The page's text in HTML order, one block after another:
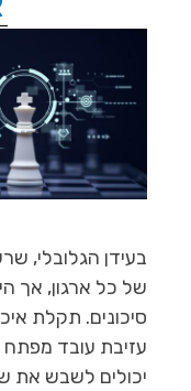
בעידן הגלובלי,
של כל ארגון, אך
סיכונים. תקלת
עזיבת עובד מפתח
יכולים לשבש